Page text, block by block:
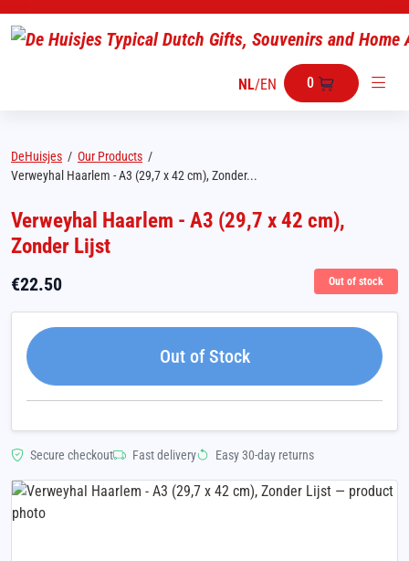
NL/EN 0
DeHuisjes / Our Products /
Verweyhal Haarlem - A3 (29,7 x 42 cm), Zonder...
Verweyhal Haarlem - A3 (29,7 x 42 cm),
Zonder Lijst
€22.50 Out of stock
Out of Stock
Secure checkout Fast delivery Easy 30-day returns